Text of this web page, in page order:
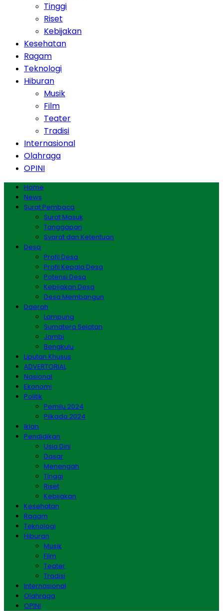
Tinggi
Riset
Kebijakan
Kesehatan
Ragam
Teknologi
Hiburan
Musik
Film
Teater
Tradisi
Internasional
Olahraga
OPINI
Home
News
Surat Pembaca
Surat Masuk
Tanggapan
Syarat dan Ketentuan
Desa
Profil Desa
Profil Kepala Desa
Potensi Desa
Kebijakan Desa
Desa Membangun
Daerah
Lampung
Sumatera Selatan
Jambi
Bengkulu
Liputan Khusus
ADVERTORIAL
Nasional
Ekonomi
Politik
Pemilu 2024
Pilkada 2024
Iklan
Pendidikan
Usia Dini
Dasar
Menengah
Tinggi
Riset
Kebijakan
Kesehatan
Ragam
Teknologi
Hiburan
Musik
Film
Teater
Tradisi
Internasional
Olahraga
OPINI